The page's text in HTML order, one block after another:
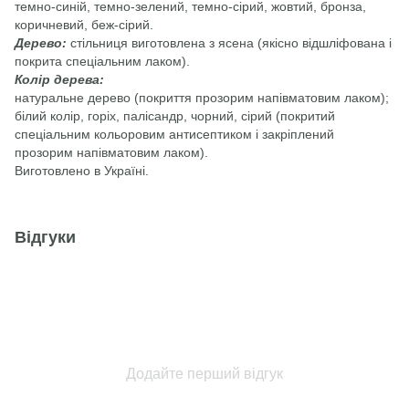
темно-синій, темно-зелений, темно-сірий, жовтий, бронза,
коричневий, беж-сірий.
Дерево: стільниця виготовлена з ясена (якісно відшліфована і
покрита спеціальним лаком).
Колір дерева:
натуральне дерево (покриття прозорим напівматовим лаком);
білий колір, горіх, палісандр, чорний, сірий (покритий
спеціальним кольоровим антисептиком і закріплений
прозорим напівматовим лаком).
Виготовлено в Україні.
Відгуки
Додайте перший відгук